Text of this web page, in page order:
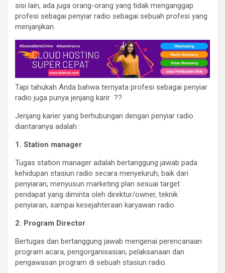
sisi lain, ada juga orang-orang yang tidak menganggap
profesi sebagai penyiar radio sebagai sebuah profesi yang
menjanjikan.
Tapi tahukah Anda bahwa ternyata profesi sebagai penyiar
radio juga punya jenjang karir ??
Jenjang karier yang berhubungan dengan penyiar radio
diantaranya adalah :
1. Station manager
Tugas station manager adalah bertanggung jawab pada
kehidupan stasiun radio secara menyeluruh, baik dari
penyiaran, menyusun marketing plan sesuai target
pendapat yang diminta oleh direktur/owner, teknik
penyiaran, sampai kesejahteraan karyawan radio.
2. Program Director
Bertugas dan bertanggung jawab mengenai perencanaan
program acara, pengorganisasian, pelaksanaan dan
pengawasan program di sebuah stasiun radio.